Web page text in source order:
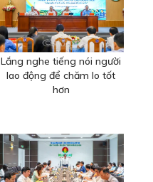
Lắng nghe tiếng nói người
lao động để chăm lo tốt
hơn